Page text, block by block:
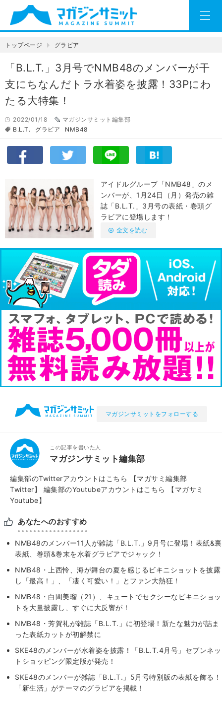
トップページ グラビア
「B.L.T.」3月号でNMB48のメンバーが干
支にちなんだトラ水着姿を披露！33Pにわ
たる大特集！
2022/01/18
マガジンサミット編集部
B.L.T.
グラビア NMB48
アイドルグループ「NMB48」のメ
ンバーが、1月24日（月）発売の雑
誌「B.L.T.」3月号の表紙・巻頭グ
ラビアに登場します！
全文を読む
マガジンサミットをフォローする
この記事を書いた人
マガジンサミット編集部
編集部のTwitterアカウントはこちら
【マガサミ編集部
Twitter】
編集部のYoutubeアカウントはこちら
【マガサミ
Youtube】
あなたへのおすすめ
NMB48のメンバー11人が雑誌「B.L.T.」9月号に登場！表紙&裏
表紙、巻頭&巻末を水着グラビアでジャック！
NMB48・上西怜、海が舞台の夏を感じるビキニショットを披露
し「最高！」、「凄く可愛い！」とファン大熱狂！
NMB48・白間美瑠（21）、キュートでセクシーなビキニショッ
トを大量披露し、すぐに大反響が！
NMB48・芳賀礼が雑誌「B.L.T.」に初登場！新たな魅力が詰ま
った表紙カットが初解禁に
SKE48のメンバーが水着姿を披露！「B.L.T.4月号」セブンネッ
トショッピング限定版が発売！
SKE48のメンバーが雑誌「B.L.T.」5月号特別版の表紙を飾る！
「新生活」がテーマのグラビアを掲載！